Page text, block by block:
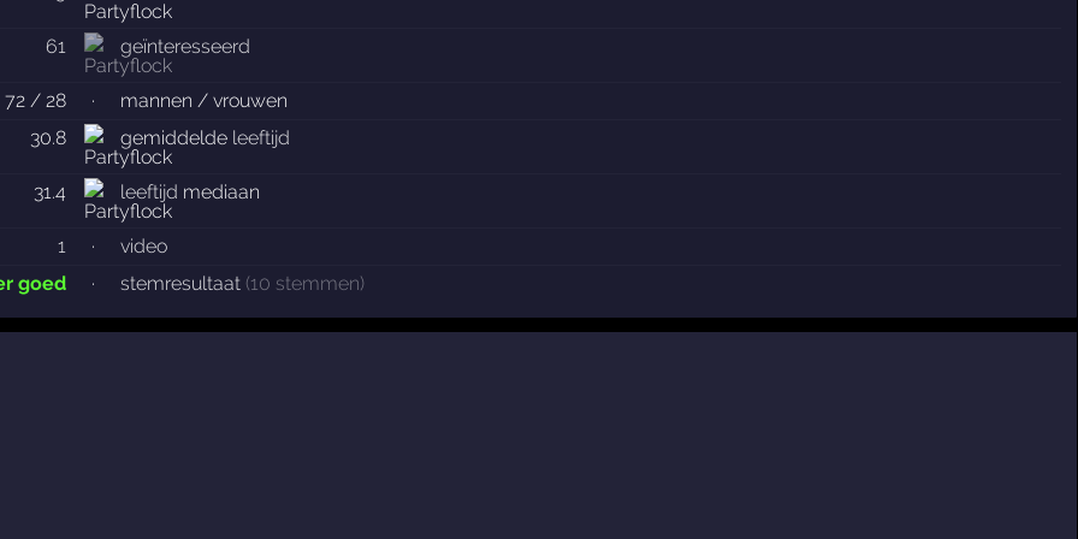
61 geïnteresseerd
72 / 28 ·
mannen / vrouwen
30.8
gemiddelde leeftijd
31.4 leeftijd mediaan
1 ·
video
goed
· stemresultaat (10 stemmen)